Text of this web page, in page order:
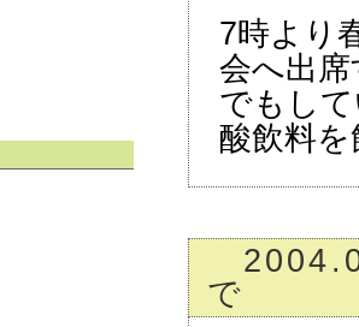
7時より
会へ出
でもし
酸飲料
で